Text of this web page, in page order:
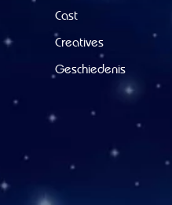
Cast
Creatives
Geschiedenis